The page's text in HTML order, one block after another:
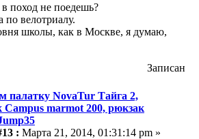
поход не поедешь?
по велотриалу.
школы, как в Москве, я думаю,
Записан
палатку NovaTur Тайга 2,
Campus marmot 200, рюкзак
: Марта 21, 2014, 01:31:14 pm »